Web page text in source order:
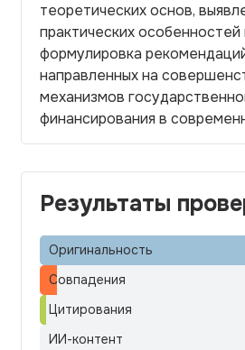
теоретических основ,
практических особенностей
формулировка
направленных на
механизмов
финансирования в
Результаты
Оригинальность
Совпадения
Цитирования
ИИ-контент